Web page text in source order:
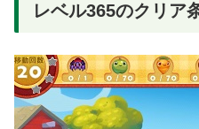
レベル365のクリア